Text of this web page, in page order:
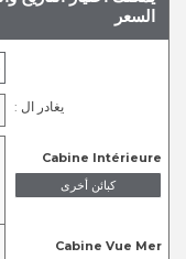
السعر
يغادر ال :
Cabine Intérieure
كبائن أخرى
Cabine Vue Mer